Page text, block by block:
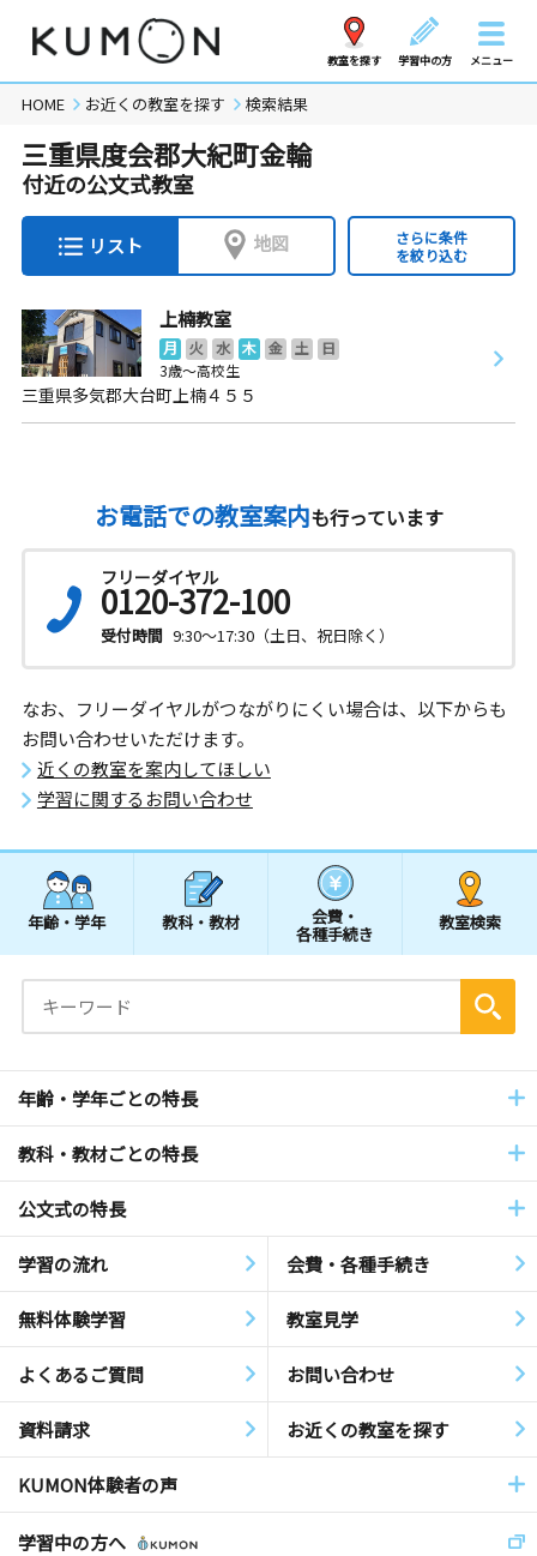
教室を探す 学習中の方 メニュー
HOME お近くの教室を探す 検索結果
三重県度会郡大紀町金輪
付近の公文式教室
リスト 地図
さらに条件
を絞り込む
上楠教室
月 火 水 木 金 土
日
3歳～高校生
三重県多気郡大台町上楠４５５
お電話での教室案内も行っています
フリーダイヤル
0120-372-100
受付時間 9:30～17:30（土日、祝日除く）
なお、フリーダイヤルがつながりにくい場合は、以下からも
お問い合わせいただけます。
近くの教室を案内してほしい
学習に関するお問い合わせ
年齢・学年 教科・教材 会費・
各種手続き
教室検索
年齢・学年ごとの特長
教科・教材ごとの特長
公文式の特長
学習の流れ 会費・各種手続き
無料体験学習 教室見学
よくあるご質問 お問い合わせ
資料請求 お近くの教室を探す
KUMON体験者の声
学習中の方へ